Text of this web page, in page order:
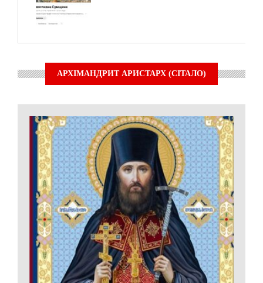
АРХІМАНДРИТ АРИСТАРХ (СІТАЛО)